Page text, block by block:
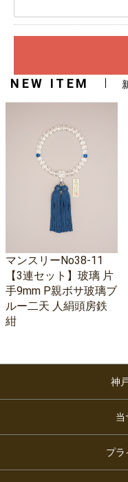
NEW ITEM
マンスリーNo38-11
【3連セット】玻璃 片
手9mm P親ボサ玻璃ブ
ルー二天 人絹頭房鉄
紺
神
当
プラ